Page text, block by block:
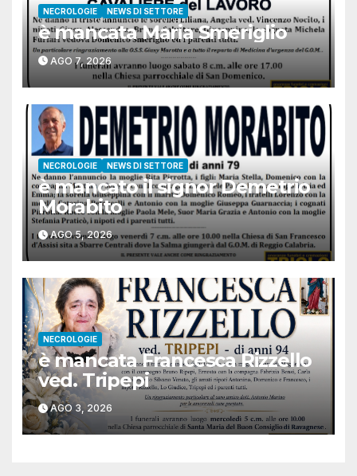
NECROLOGIE NEWS DI SETTORE
è mancata Maria Smeriglio
AGO 7, 2026
NECROLOGIE NEWS DI SETTORE
è mancato il signor Demetrio
Morabito
AGO 5, 2026
NECROLOGIE
è mancata Francesca Rizzello
ved. Tripepi
AGO 3, 2026